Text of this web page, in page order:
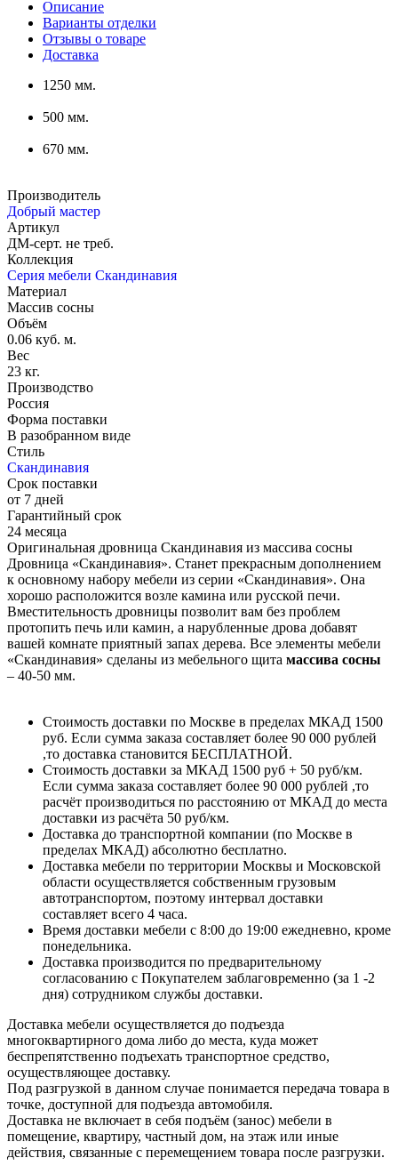
Описание
Варианты отделки
Отзывы о товаре
Доставка
1250 мм.
500 мм.
670 мм.
Производитель
Добрый мастер
Артикул
ДМ-серт. не треб.
Коллекция
Серия мебели Скандинавия
Материал
Массив сосны
Объём
0.06 куб. м.
Вес
23 кг.
Производство
Россия
Форма поставки
В разобранном виде
Стиль
Скандинавия
Срок поставки
от 7 дней
Гарантийный срок
24 месяца
Оригинальная дровница Скандинавия из массива сосны
Дровница «Скандинавия». Станет прекрасным дополнением
к основному набору мебели из серии «Скандинавия». Она
хорошо расположится возле камина или русской печи.
Вместительность дровницы позволит вам без проблем
протопить печь или камин, а нарубленные дрова добавят
вашей комнате приятный запах дерева. Все элементы мебели
«Скандинавия» сделаны из мебельного щита массива сосны
– 40-50 мм.
Стоимость доставки по Москве в пределах МКАД 1500
руб. Если сумма заказа составляет более 90 000 рублей
,то доставка становится БЕСПЛАТНОЙ.
Стоимость доставки за МКАД 1500 руб + 50 руб/км.
Если сумма заказа составляет более 90 000 рублей ,то
расчёт производиться по расстоянию от МКАД до места
доставки из расчёта 50 руб/км.
Доставка до транспортной компании (по Москве в
пределах МКАД) абсолютно бесплатно.
Доставка мебели по территории Москвы и Московской
области осуществляется собственным грузовым
автотранспортом, поэтому интервал доставки
составляет всего 4 часа.
Время доставки мебели с 8:00 до 19:00 ежедневно, кроме
понедельника.
Доставка производится по предварительному
согласованию с Покупателем заблаговременно (за 1 -2
дня) сотрудником службы доставки.
Доставка мебели осуществляется до подъезда
многоквартирного дома либо до места, куда может
беспрепятственно подъехать транспортное средство,
осуществляющее доставку.
Под разгрузкой в данном случае понимается передача товара в
точке, доступной для подъезда автомобиля.
Доставка не включает в себя подъём (занос) мебели в
помещение, квартиру, частный дом, на этаж или иные
действия, связанные с перемещением товара после разгрузки.